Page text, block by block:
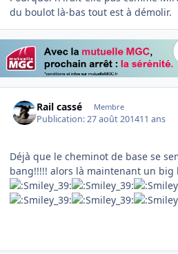
du boulot là-bas tout est à démolir.
Rail cassé Membre
Publication:27 août 201411 ans
Déjà que le cheminot de base se
bang!!!!! alors là maintenant un big